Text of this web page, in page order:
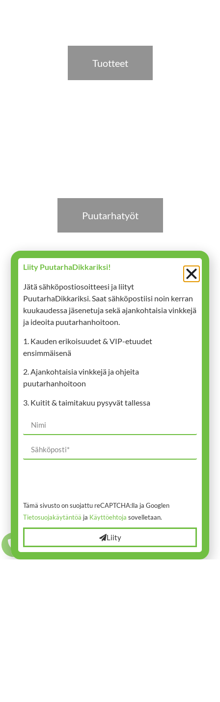
Tuotteet
Puutarhatyöt
Kukkakauppa
Yrityksille
Liity PuutarhaDikkariksi!
Jätä sähköpostiosoitteesi ja liityt
PuutarhaDikkariksi. Saat sähköpostiisi noin kerran
kuukaudessa jäsenetuja sekä ajankohtaisia vinkkejä
ja ideoita puutarhanhoitoon.
1. Kauden erikoisuudet & VIP-etuudet
ensimmäisenä
2. Ajankohtaisia vinkkejä ja ohjeita
puutarhanhoitoon
3. Kuitit & taimitakuu pysyvät tallessa
Tämä sivusto on suojattu reCAPTCHA:lla ja Googlen
Tietosuojakäytäntöä ja Käyttöehtoja sovelletaan.
Liity